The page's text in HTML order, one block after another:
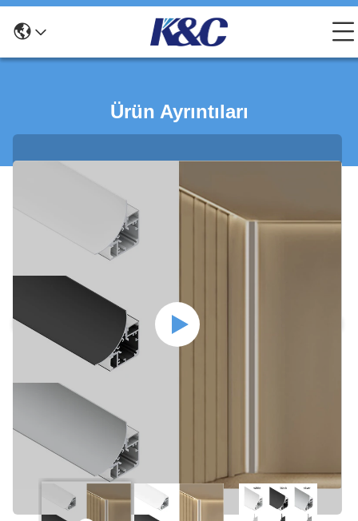
Ürün Ayrıntıları